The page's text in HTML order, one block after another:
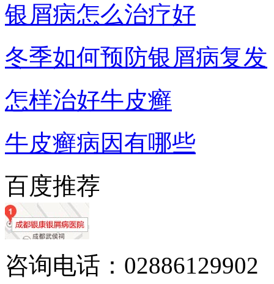
银屑病怎么治疗好
冬季如何预防银屑病复发
怎样治好牛皮癣
牛皮癣病因有哪些
百度推荐
咨询电话：02886129902